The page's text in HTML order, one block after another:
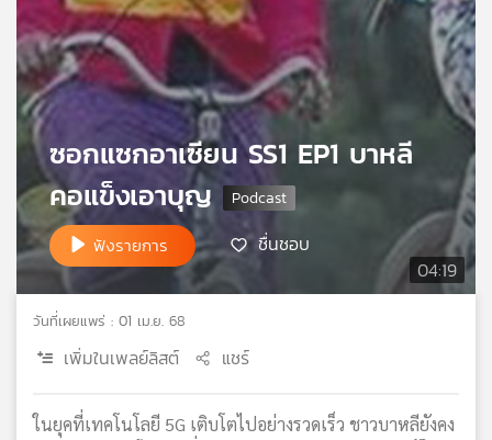
เครือ
ข่าย
วิทยุ
ไทย
พี
เอส
แผนที่
วิทยุ
เครือ
ข่าย
04:19
ซอกแซกอาเซียน SS1 EP1 บาหลี
คอแข็งเอาบุญ
ฟังรายการ ชื่นชอบ
วันที่เผยแพร่ : 01 เม.ย. 68
เพิ่มในเพลย์ลิสต์ แชร์
ในยุคที่เทคโนโลยี 5G เติบโตไปอย่างรวดเร็ว ชาวบาหลียังคง